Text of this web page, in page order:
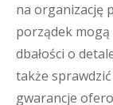
na organizację
porządek
dbałości o
także
gwarancje